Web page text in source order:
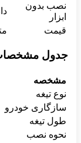
نصب بدون
ابزار
قیمت
جدول
مشخصه
نوع تیغه
سازگاری خودرو
طول تیغه
نحوه نصب